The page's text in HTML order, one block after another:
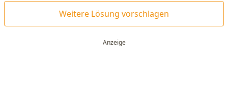
Weitere Lösung vorschlagen